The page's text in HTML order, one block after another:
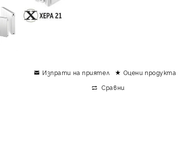
Изпрати на приятел
Оцени продукта
Сравни